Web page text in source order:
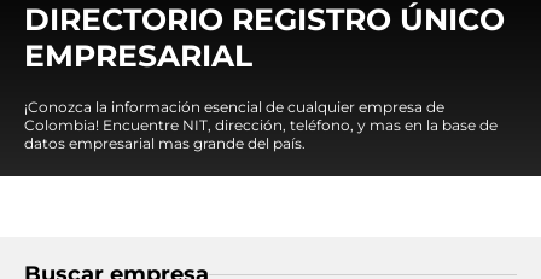
DIRECTORIO REGISTRO ÚNICO
EMPRESARIAL
¡Conozca la información esencial de cualquier empresa de
Colombia! Encuentre NIT, dirección, teléfono, y mas en la base de
datos empresarial mas grande del país.